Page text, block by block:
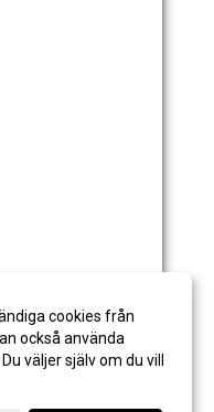
cookies från
också använda
väljer själv om du vill